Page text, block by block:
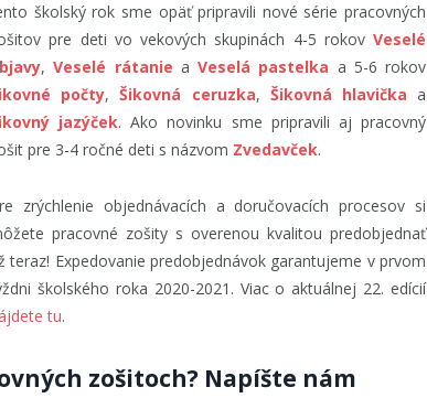
školský rok sme opäť pripravili nové série pracovných
pre deti vo vekových skupinách 4-5 rokov Veselé
,Veselé rátanie a Veselá pastelka a 5-6 rokov
počty,Šikovná ceruzka, Šikovná hlavička a
jazýček. Ako novinku sme pripravili aj pracovný
pre 3-4 ročné deti s názvom Zvedavček.
zrýchlenie objednávacích a doručovacích procesov si
pracovné zošity s overenou kvalitou predobjednať
teraz! Expedovanie predobjednávok garantujeme v prvom
školského roka 2020-2021. Viac o aktuálnej 22. edícií
tu.
zošitoch? Napíšte nám